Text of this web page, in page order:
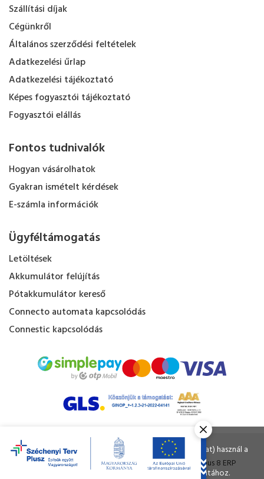
Szállítási díjak
Cégünkről
Általános szerződési feltételek
Adatkezelési űrlap
Adatkezelési tájékoztató
Képes fogyasztói tájékoztató
Fogyasztói elállás
Fontos tudnivalók
Hogyan vásárolhatok
Gyakran ismételt kérdések
E-számla információk
Ügyféltámogatás
Letöltések
Akkumulátor felújítás
Pótakkumulátor kereső
Connecto automata kapcsolódás
Connestic kapcsolódás
Kapacitás Kft. © Minden jog fenntartva.
Tervezte és készítette:Vision-Software, azOctopus 8 ERP
forgalmazója.
Ahogy a legtöbb weboldal, a miénk is sütiket (cookie-kat) használ a
nagyobb felhasználói élmény érdekében.
A böngészés folytatásával Ön hozzájárul a sütik használatához.